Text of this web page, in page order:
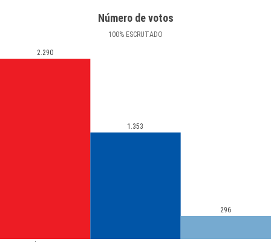
Número de votos
100% ESCRUTADO
2.290
1.353
296